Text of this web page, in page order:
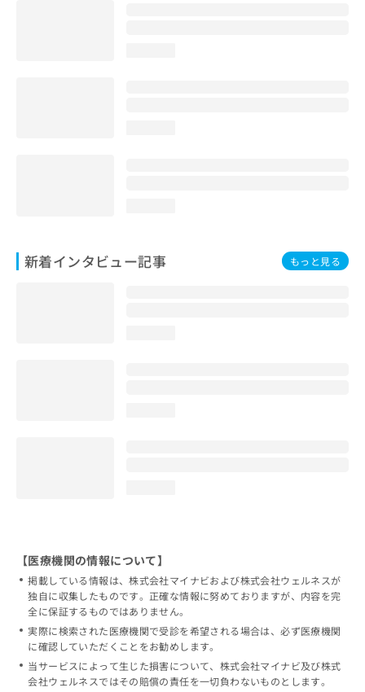
新着インタビュー記事 もっと見る
【医療機関の情報について】
掲載している情報は、株式会社マイナビおよび株式会社ウェルネスが
独自に収集したものです。正確な情報に努めておりますが、内容を完
全に保証するものではありません。
実際に検索された医療機関で受診を希望される場合は、必ず医療機関
に確認していただくことをお勧めします。
当サービスによって生じた損害について、株式会社マイナビ及び株式
会社ウェルネスではその賠償の責任を一切負わないものとします。